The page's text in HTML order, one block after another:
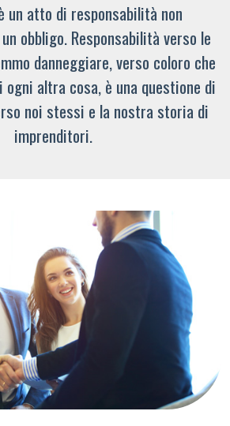
un atto di responsabilità non
obbligo. Responsabilità verso le
danneggiare, verso coloro che
ogni altra cosa, è una questione di
noi stessi e la nostra storia di
imprenditori.